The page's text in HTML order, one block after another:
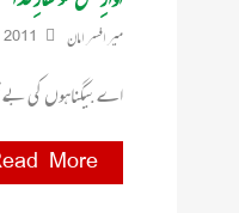
میر افسر امان
اے بیگناہوں کی بے
More